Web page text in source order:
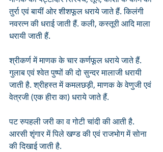
तुर्रा एवं बायीं ओर शीशफूल धराये जाते हैं. किलंगी
नवरत्न की धराई जाती हैं. कली, कस्तूरी आदि माला
धरायी जाती हैं.
श्रीकर्ण में माणक के चार कर्णफूल धराये जाते हैं.
गुलाब एवं श्वेत पुष्पों की दो सुन्दर मालाजी धरायी
जाती है. श्रीहस्त में कमलछड़ी, माणक के वेणुजी एवं
वेत्रजी (एक हीरा का) धराये जाते हैं.
पट रुपहली जरी का व गोटी चांदी की आती है.
आरसी शृंगार में पिले खण्ड की एवं राजभोग में सोना
की दिखाई जाती है.